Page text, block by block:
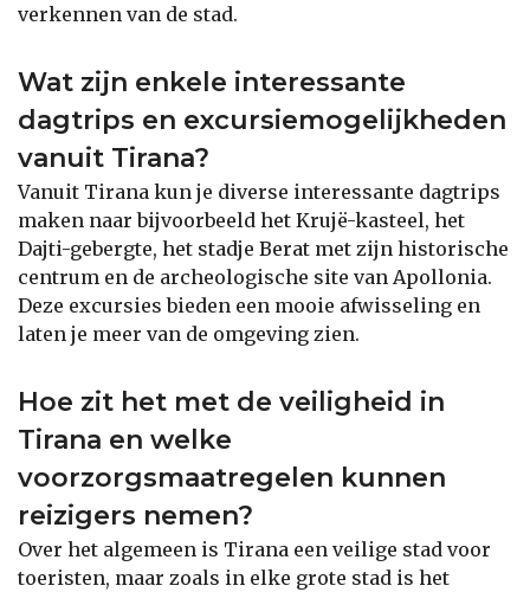
verkennen van de stad.
Wat zijn enkele interessante
dagtrips en excursiemogelijkheden
vanuit Tirana?
Vanuit Tirana kun je diverse interessante dagtrips
maken naar bijvoorbeeld het Krujë-kasteel, het
Dajti-gebergte, het stadje Berat met zijn historische
centrum en de archeologische site van Apollonia.
Deze excursies bieden een mooie afwisseling en
laten je meer van de omgeving zien.
Hoe zit het met de veiligheid in
Tirana en welke
voorzorgsmaatregelen kunnen
reizigers nemen?
Over het algemeen is Tirana een veilige stad voor
toeristen, maar zoals in elke grote stad is het